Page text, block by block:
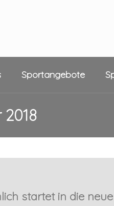
Sportangebote
startet in die